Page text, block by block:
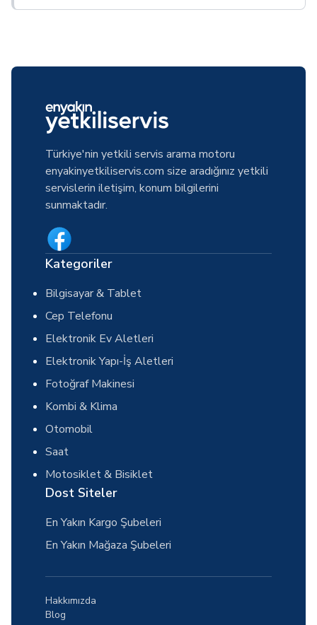
Türkiye'nin yetkili servis arama motoru
enyakinyetkiliservis.com size aradığınız yetkili
servislerin iletişim, konum bilgilerini
sunmaktadır.
Kategoriler
Bilgisayar & Tablet
Cep Telefonu
Elektronik Ev Aletleri
Elektronik Yapı-İş Aletleri
Fotoğraf Makinesi
Kombi & Klima
Otomobil
Saat
Motosiklet & Bisiklet
Dost Siteler
En Yakın Kargo Şubeleri
En Yakın Mağaza Şubeleri
Hakkımızda
Blog